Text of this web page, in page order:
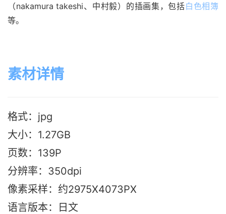
（nakamura takeshi、中村毅）的插画集，包括白色相簿
等。
素材详情
格式：jpg
大小：1.27GB
页数：139P
分辨率：350dpi
像素采样：约2975X4073PX
语言版本：日文